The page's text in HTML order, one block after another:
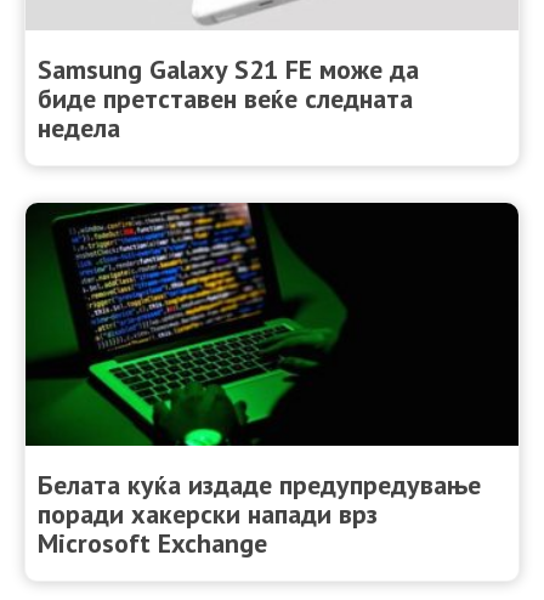
Samsung Galaxy S21 FE може да
биде претставен веќе следната
недела
Белата куќа издаде предупредување
поради хакерски напади врз
Microsoft Exchange